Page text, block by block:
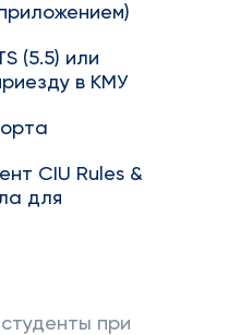
(5.5) или
в КМУ
CIU Rules &
для
при